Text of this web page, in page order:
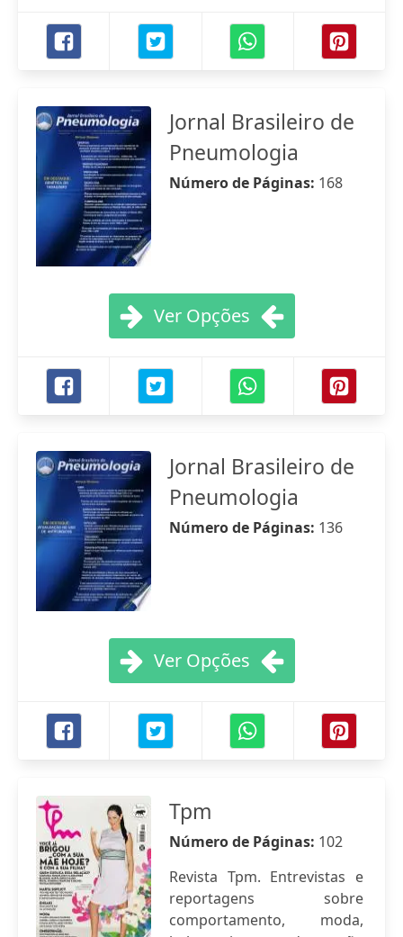
Jornal Brasileiro de
Pneumologia
Número de Páginas: 168
Ver Opções
Jornal Brasileiro de
Pneumologia
Número de Páginas: 136
Ver Opções
Tpm
Número de Páginas: 102
Revista Tpm. Entrevistas e
reportagens sobre
comportamento, moda,